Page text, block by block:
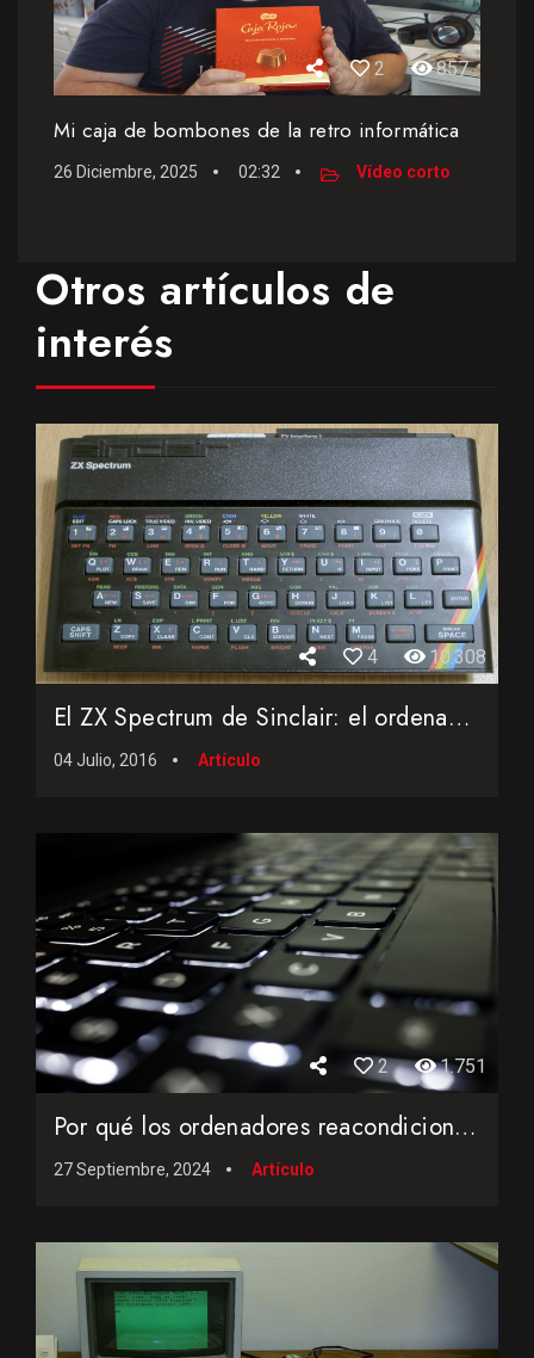
2 857
Mi caja de bombones de la retro informática
26 Diciembre, 2025 02:32 Vídeo corto
Otros artículos de
interés
4 10.308
El ZX Spectrum de Sinclair: el ordenador de una generación
04 Julio, 2016 Artículo
2 1.751
Por qué los ordenadores reacondicionados son la mejor opci�...
27 Septiembre, 2024 Artículo